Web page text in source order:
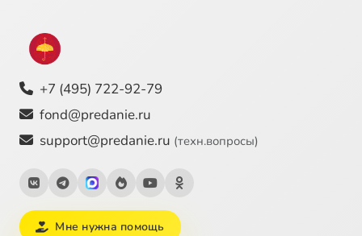
+7 (495) 722-92-79
fond@predanie.ru
support@predanie.ru (техн.вопросы)
Мне нужна помощь